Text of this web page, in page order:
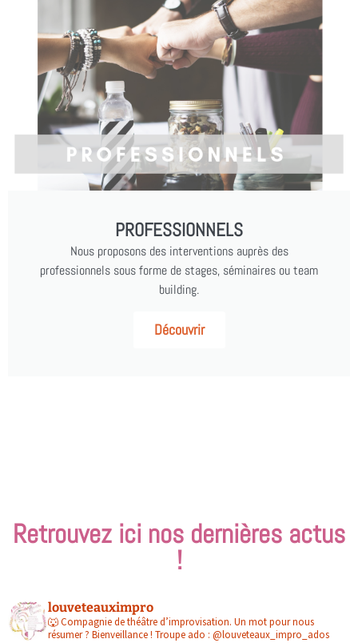
PROFESSIONNELS
Nous proposons des interventions auprès des
professionnels sous forme de stages, séminaires ou team
building.
Découvrir
Retrouvez ici nos dernières actus
!
louveteauximpro
🐺Compagnie de théâtre d’improvisation. Un mot pour nous
résumer ? Bienveillance ! Troupe ado : @louveteaux_impro_ados